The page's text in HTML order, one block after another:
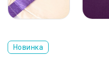
Новинка